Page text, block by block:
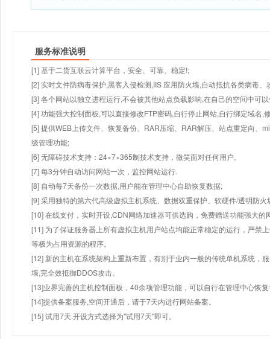
服务标准说明
[1] 基于二货互联云计算平台，安全、可靠、稳定!;
[2] 实时文件防病毒保护,黑客入侵检测,IIS 应用防火墙,自动抵抗各类病毒、
[3] 各个网站以独立进程运行,不会被其他站点负载影响,在自己的空间中可
[4] 功能强大控制面板,可以直接修改FTP密码,自行停止网站,自行绑定域名,
[5] 提供WEB上传文件、恢复备份、RAR压缩、RAR解压、站点重定向、
级管理功能;
[6] 无障碍技术支持：24×7×365制技术支持，微笑面对任何用户。
[7] 每3分钟自动访问网站一次，监控网站运行.
[8] 自动每7天备份一次数据,用户能在管理中心自助恢复数据;
[9] 采用独特的第六代高级虚拟主机系统、数据双重保护、软硬件/透明防火
[10] 在线支付，实时开设,CDN网络加速器可供选购，免费赠送功能强大
[11] 为了保证服务器上所有虚拟主机用户站点均能正常稳定的运行，严禁
等极为占用资源的程序。
[12] 新的主机在系统架构上重新布置，有别于业内一般的传统单机系统，
墙,完全效抵御DDOS攻击。
[13]业界完善的主机控制面板，40余项管理功能，可以自行在管理中心恢
[14]提供备案服务,空间开通后，请于7天内进行网站备案。
[15] 试用7天.开设方式选择为"试用7天"即可。